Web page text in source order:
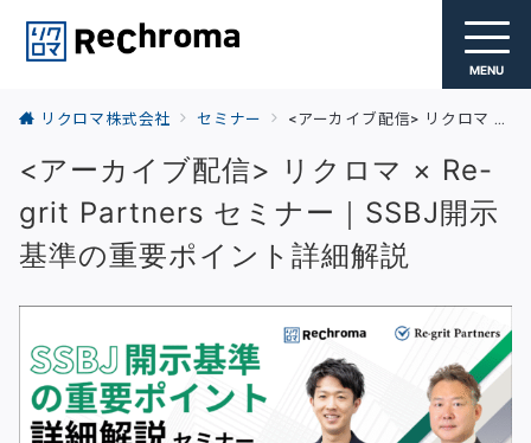
MENU
リクロマ株式会社 セミナー <アーカイブ配信> リクロマ × Re-grit Partners セミナー｜SSBJ開示基準の重要ポイント詳細解説
<アーカイブ配信> リクロマ × Re-
grit Partners セミナー｜SSBJ開示
基準の重要ポイント詳細解説